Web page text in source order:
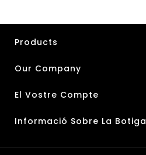
Products
Our Company
El Vostre Compte
Informació Sobre La Botiga